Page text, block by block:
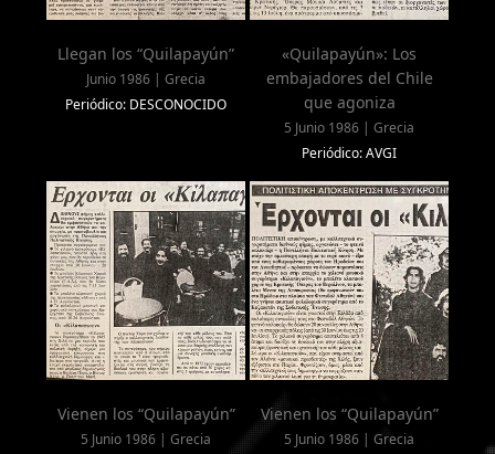
Llegan los “Quilapayún”
Junio 1986 | Grecia
Periódico: DESCONOCIDO
«Quilapayún»: Los
embajadores del Chile
que agoniza
5 Junio 1986 | Grecia
Periódico: AVGI
Vienen los “Quilapayún”
5 Junio 1986 | Grecia
Vienen los “Quilapayún”
5 Junio 1986 | Grecia